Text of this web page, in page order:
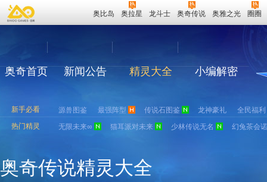
奥比岛 奥拉星 龙斗士 奥奇传说 奥雅之光 圈圈
奥奇首页 新闻公告 精灵大全 小编解密
新手必看 源兽图鉴 最强阵型 传说石图鉴 龙神豪礼
全民福利
热门精灵
无限未来∞ 猫耳派对未来 少林传说无名 幻兔茶会
奥奇传说精灵大全